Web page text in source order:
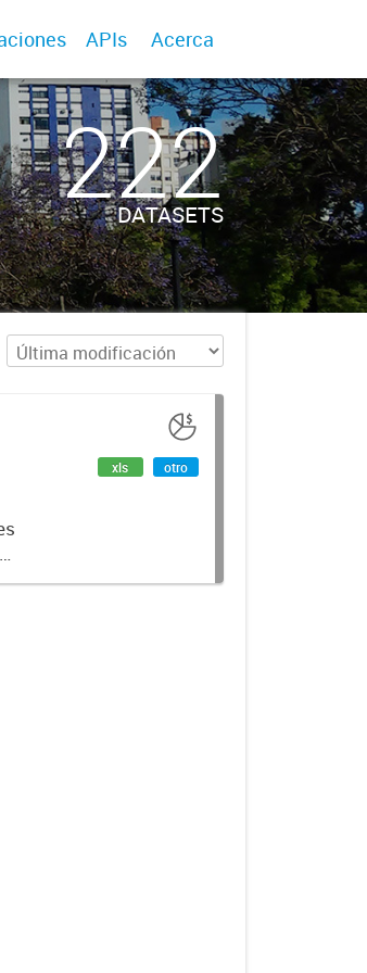
APIs Acerca
222
DATASETS
xls otro